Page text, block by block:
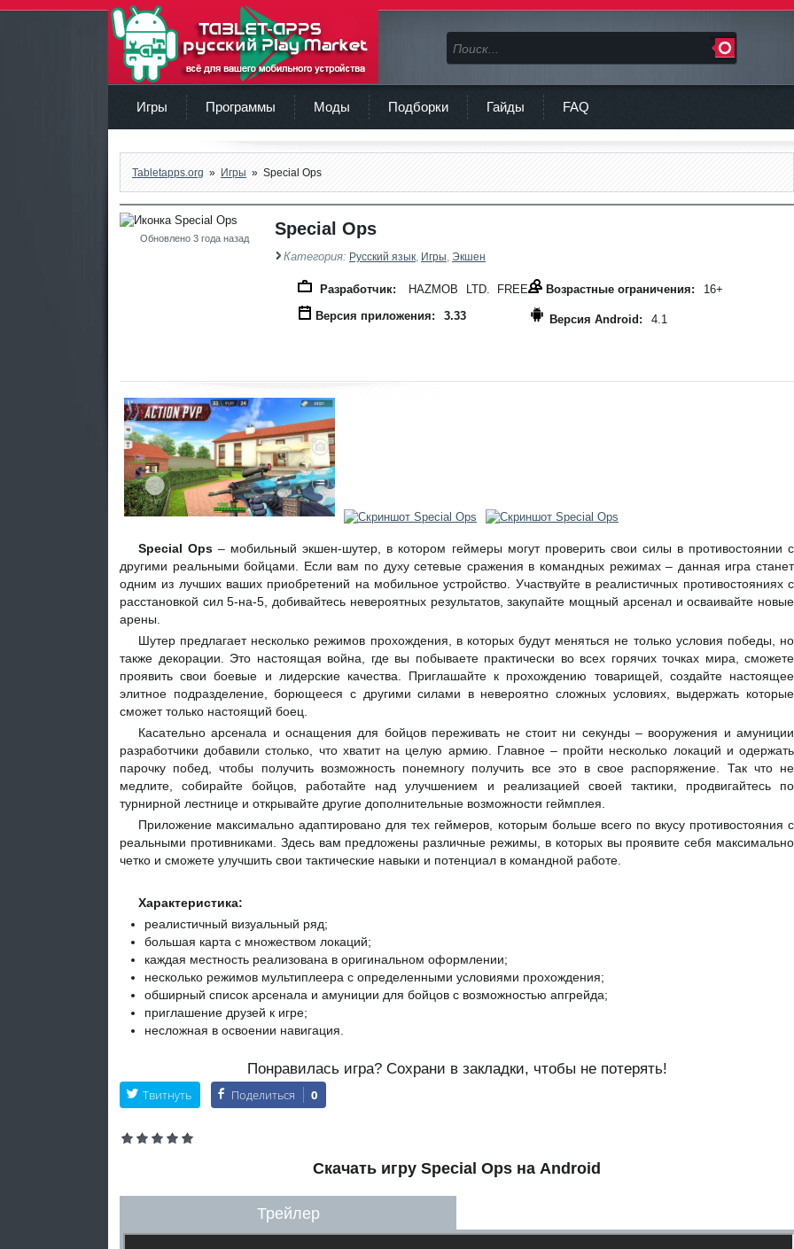
Игры Программы Моды Подборки Гайды FAQ
Tabletapps.org » Игры » Special Ops
Обновлено 3 года назад Special Ops
Категория: Русский язык Игры Экшен
Разработчик:
HAZMOB LTD. FREE
GAMES , MULTIP
Возрастные ограничения:
16+
Версия приложения:
3.33 Версия Android: 4.1
Special Ops – мобильный экшен-шутер, в котором геймеры могут проверить свои силы в противостоянии с
другими реальными бойцами. Если вам по духу сетевые сражения в командных режимах – данная игра станет
одним из лучших ваших приобретений на мобильное устройство. Участвуйте в реалистичных противостояниях с
расстановкой сил 5-на-5, добивайтесь невероятных результатов, закупайте мощный арсенал и осваивайте новые
арены.
Шутер предлагает несколько режимов прохождения, в которых будут меняться не только условия победы, но
также декорации. Это настоящая война, где вы побываете практически во всех горячих точках мира, сможете
проявить свои боевые и лидерские качества. Приглашайте к прохождению товарищей, создайте настоящее
элитное подразделение, борющееся с другими силами в невероятно сложных условиях, выдержать которые
сможет только настоящий боец.
Касательно арсенала и оснащения для бойцов переживать не стоит ни секунды – вооружения и амуниции
разработчики добавили столько, что хватит на целую армию. Главное – пройти несколько локаций и одержать
парочку побед, чтобы получить возможность понемногу получить все это в свое распоряжение. Так что не
медлите, собирайте бойцов, работайте над улучшением и реализацией своей тактики, продвигайтесь по
турнирной лестнице и открывайте другие дополнительные возможности геймплея.
Приложение максимально адаптировано для тех геймеров, которым больше всего по вкусу противостояния с
реальными противниками. Здесь вам предложены различные режимы, в которых вы проявите себя максимально
четко и сможете улучшить свои тактические навыки и потенциал в командной работе.
Характеристика:
реалистичный визуальный ряд;
большая карта с множеством локаций;
каждая местность реализована в оригинальном оформлении;
несколько режимов мультиплеера с определенными условиями прохождения;
обширный список арсенала и амуниции для бойцов с возможностью апгрейда;
приглашение друзей к игре;
несложная в освоении навигация.
Понравилась игра? Сохрани в закладки, чтобы не потерять!
Твитнуть Поделиться 0
Скачать игру Special Ops на Android
Трейлер